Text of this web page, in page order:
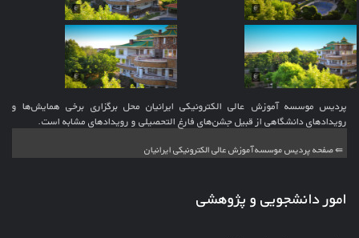
پردیس موسسه آموزش عالی الکترونیکی ایرانیان محل برگزاری برخی همایش‌ها و
رویدادهای دانشگاهی از قبیل جشن‌های فارغ التحصیلی و رویدادهای مشابه است.
⇚ صفحه پردیس موسسه آموزش عالی الکترونیکی ایرانیان
امور دانشجویی و پژوهشی